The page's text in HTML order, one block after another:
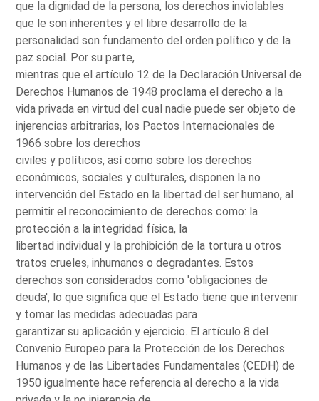
que la dignidad de la persona, los derechos inviolables
que le son inherentes y el libre desarrollo de la
personalidad son fundamento del orden político y de la
paz social. Por su parte,
mientras que el artículo 12 de la Declaración Universal de
Derechos Humanos de 1948 proclama el derecho a la
vida privada en virtud del cual nadie puede ser objeto de
injerencias arbitrarias, los Pactos Internacionales de
1966 sobre los derechos
civiles y políticos, así como sobre los derechos
económicos, sociales y culturales, disponen la no
intervención del Estado en la libertad del ser humano, al
permitir el reconocimiento de derechos como: la
protección a la integridad física, la
libertad individual y la prohibición de la tortura u otros
tratos crueles, inhumanos o degradantes. Estos
derechos son considerados como 'obligaciones de
deuda', lo que significa que el Estado tiene que intervenir
y tomar las medidas adecuadas para
garantizar su aplicación y ejercicio. El artículo 8 del
Convenio Europeo para la Protección de los Derechos
Humanos y de las Libertades Fundamentales (CEDH) de
1950 igualmente hace referencia al derecho a la vida